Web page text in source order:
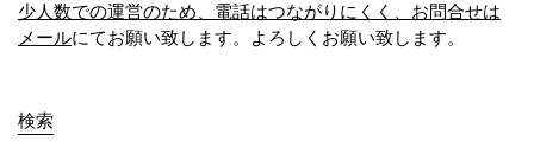
少人数での運営のため、電話はつながりにくく、お問合せは
メールにてお願い致します。よろしくお願い致します。
検索